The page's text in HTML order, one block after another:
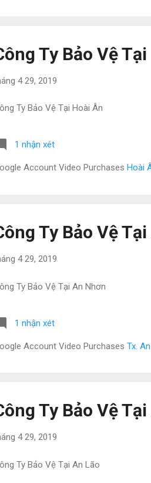
Ty Bảo Vệ
4 29, 2019
Ty Bảo Vệ Tại Hoài Ân
1 nhận xét
Account Video Purchases Hoài
Ty Bảo Vệ
4 29, 2019
Ty Bảo Vệ Tại An Nhơn
1 nhận xét
Account Video Purchases Tx.
Ty Bảo Vệ
4 29, 2019
Ty Bảo Vệ Tại An Lão